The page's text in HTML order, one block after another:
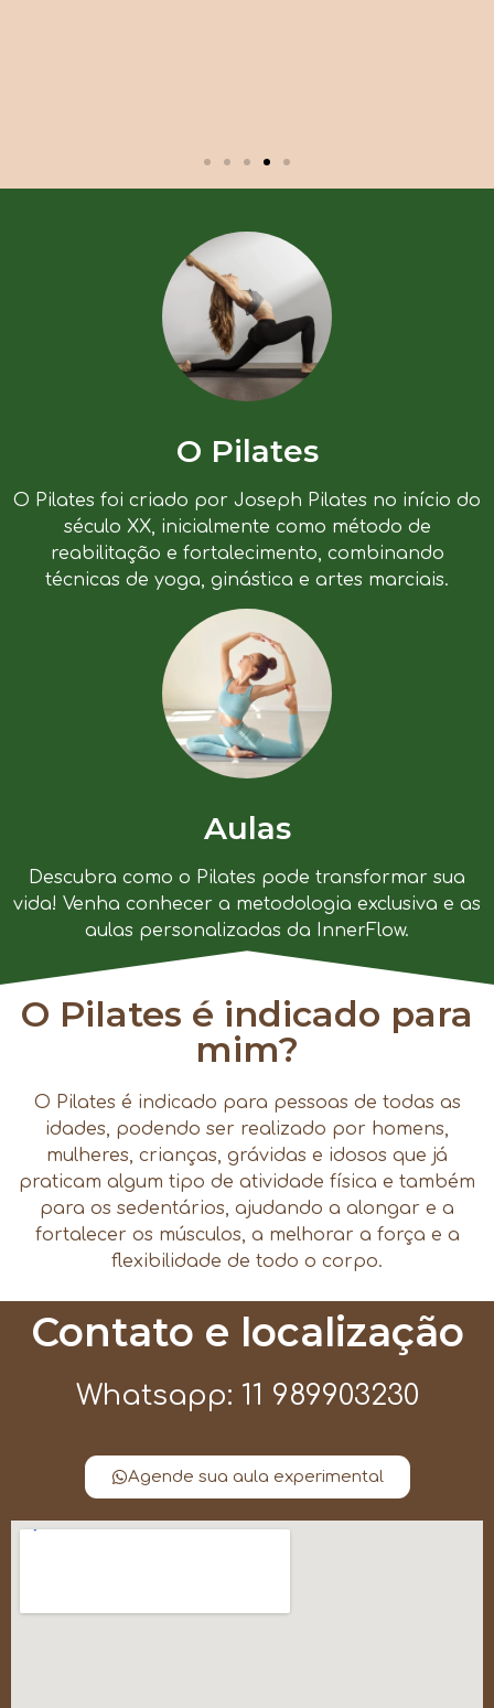
O Pilates
O Pilates foi criado por Joseph Pilates no início do
século XX, inicialmente como método de
reabilitação e fortalecimento, combinando
técnicas de yoga, ginástica e artes marciais.
Aulas
Descubra como o Pilates pode transformar sua
vida! Venha conhecer a metodologia exclusiva e as
aulas personalizadas da InnerFlow.
O Pilates é indicado para
mim?
O Pilates é indicado para pessoas de todas as
idades, podendo ser realizado por homens,
mulheres, crianças, grávidas e idosos que já
praticam algum tipo de atividade física e também
para os sedentários, ajudando a alongar e a
fortalecer os músculos, a melhorar a força e a
flexibilidade de todo o corpo.
Contato e localização
Whatsapp: 11 989903230
Agende sua aula experimental